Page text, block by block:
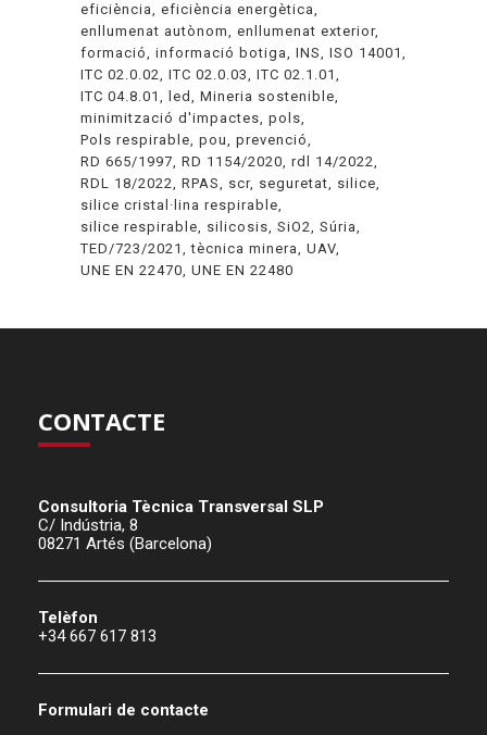
eficiència
eficiència energètica
enllumenat autònom
enllumenat exterior
formació
informació botiga INS
ISO 14001
ITC 02.0.02 ITC 02.0.03
ITC 02.1.01
ITC 04.8.01
led
Mineria sostenible
minimització d'impactes pols
Pols respirable pou
prevenció
RD 665/1997 RD 1154/2020 rdl 14/2022
RDL 18/2022 RPAS scr seguretat
silice
silice cristal·lina respirable
silice respirable
silicosis SiO2 Súria
TED/723/2021
tècnica minera
UAV
UNE EN 22470 UNE EN 22480
CONTACTE
Consultoria Tècnica Transversal SLP
C/ Indústria, 8
08271 Artés (Barcelona)
Telèfon
+34 667 617 813
Formulari de contacte